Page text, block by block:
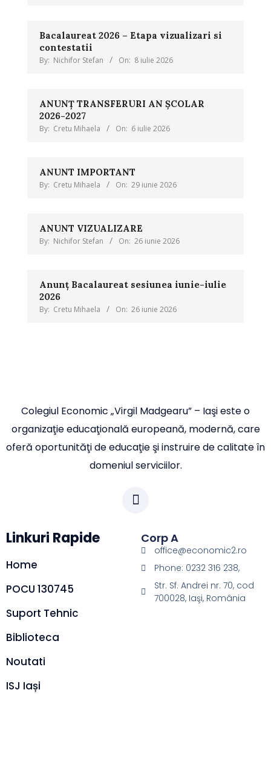
Bacalaureat 2026 – Etapa vizualizari si
contestatii
By: Nichifor Stefan On: 8 iulie 2026
ANUNȚ TRANSFERURI AN ȘCOLAR
2026-2027
By: Cretu Mihaela On: 6 iulie 2026
ANUNT IMPORTANT
By: Cretu Mihaela On: 29 iunie 2026
ANUNT VIZUALIZARE
By: Nichifor Stefan On: 26 iunie 2026
Anunț Bacalaureat sesiunea iunie-iulie
2026
By: Cretu Mihaela On: 26 iunie 2026
Colegiul Economic „Virgil Madgearu” – Iaşi este o
organizaţie educaţională europeană, modernă, care
oferă oportunităţi de educaţie şi instruire de calitate în
domeniul serviciilor.
Linkuri Rapide
Home
POCU 130745
Suport Tehnic
Biblioteca
Noutati
ISJ Iași
Corp A
office@economic2.ro
Phone: 0232 316 238,
Str. Sf. Andrei nr. 70, cod
700028, Iaşi, România